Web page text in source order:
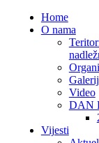
Home
O nama
Video
DAN
Vijesti